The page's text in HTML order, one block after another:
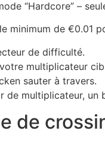
“Hardcore” –
minimum de €0.01
de difficulté.
multiplicateur
sauter à travers.
de multiplicateur,
de